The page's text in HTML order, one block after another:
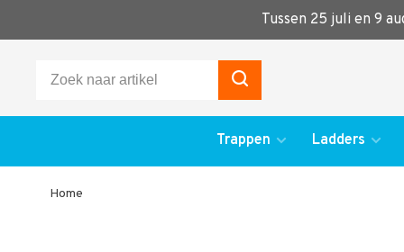
Tussen 25 juli en 9
Trappen Ladders
Home